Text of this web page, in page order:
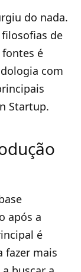
do nada.
de
fontes é
com
Startup.
após a
é
fazer mais